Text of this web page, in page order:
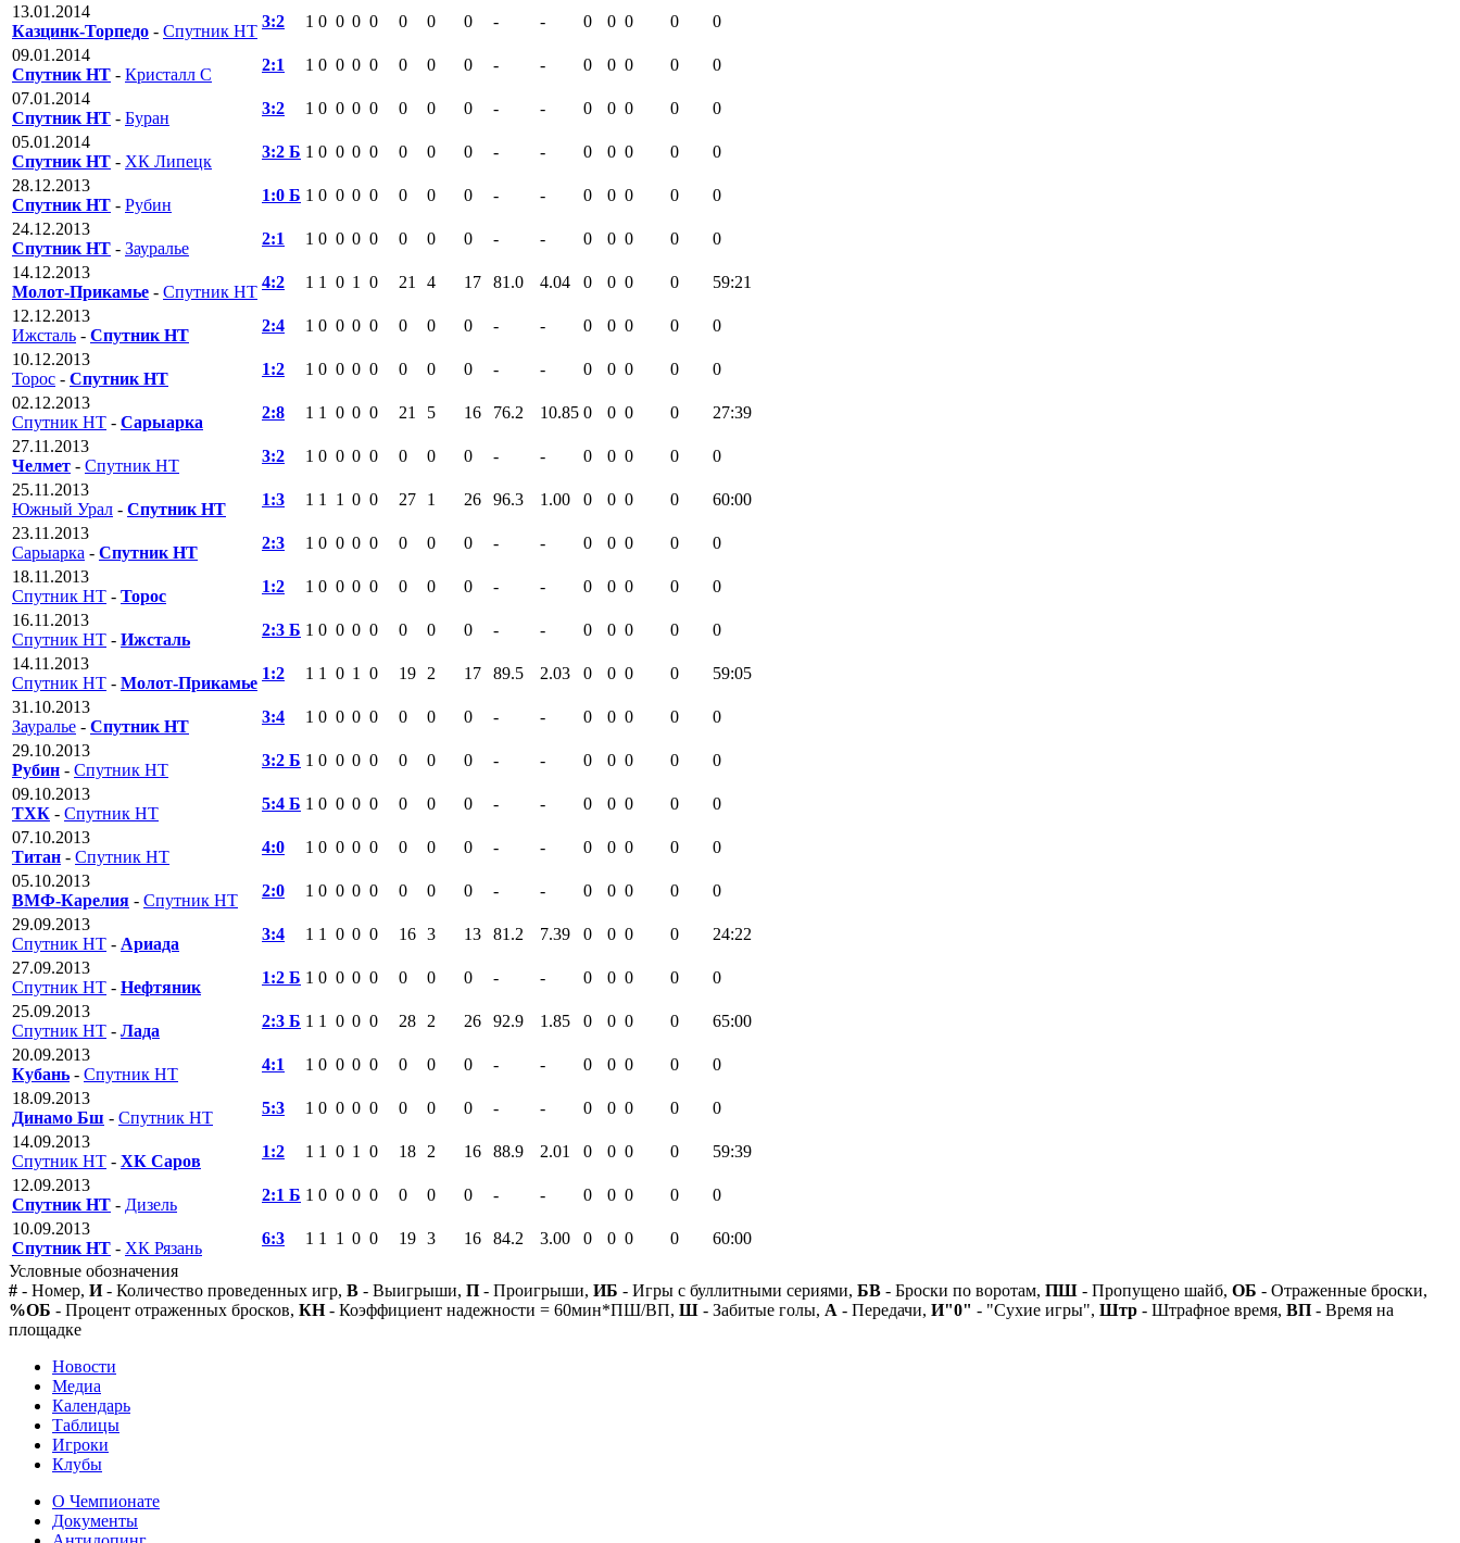
13.01.2014
Казцинк-Торпедо - Спутник НТ
3:2 1 0 0 0 0 0 0 0 - - 0 0 0 0
0
09.01.2014
Спутник НТ - Кристалл С
2:1 1 0 0 0 0 0 0 0 - - 0 0 0 0
0
07.01.2014
Спутник НТ - Буран
3:2 1 0 0 0 0 0 0 0 - - 0 0 0 0
0
05.01.2014
Спутник НТ - ХК Липецк
3:2 Б 1 0 0 0 0 0 0 0 - - 0 0 0 0
0
28.12.2013
Спутник НТ - Рубин
1:0 Б 1 0 0 0 0 0 0 0 - - 0 0 0 0
0
24.12.2013
Спутник НТ - Зауралье
2:1 1 0 0 0 0 0 0 0 - - 0 0 0 0
0
14.12.2013
Молот-Прикамье - Спутник НТ
4:2 1 1 0 1 0 21 4 17 81.0 4.04 0 0 0 0
59:21
12.12.2013
Ижсталь - Спутник НТ
2:4 1 0 0 0 0 0 0 0 - - 0 0 0 0
0
10.12.2013
Торос - Спутник НТ
1:2 1 0 0 0 0 0 0 0 - - 0 0 0 0
0
02.12.2013
Спутник НТ - Сарыарка
2:8 1 1 0 0 0 21 5 16 76.2 10.85 0 0 0 0
27:39
27.11.2013
Челмет - Спутник НТ
3:2 1 0 0 0 0 0 0 0 - - 0 0 0 0
0
25.11.2013
Южный Урал - Спутник НТ
1:3 1 1 1 0 0 27 1 26 96.3 1.00 0 0 0 0
60:00
23.11.2013
Сарыарка - Спутник НТ
2:3 1 0 0 0 0 0 0 0 - - 0 0 0 0
0
18.11.2013
Спутник НТ - Торос
1:2 1 0 0 0 0 0 0 0 - - 0 0 0 0
0
16.11.2013
Спутник НТ - Ижсталь
2:3 Б 1 0 0 0 0 0 0 0 - - 0 0 0 0
0
14.11.2013
Спутник НТ - Молот-Прикамье
1:2 1 1 0 1 0 19 2 17 89.5 2.03 0 0 0 0
59:05
31.10.2013
Зауралье - Спутник НТ
3:4 1 0 0 0 0 0 0 0 - - 0 0 0 0
0
29.10.2013
Рубин - Спутник НТ
3:2 Б 1 0 0 0 0 0 0 0 - - 0 0 0 0
0
09.10.2013
ТХК - Спутник НТ
5:4 Б 1 0 0 0 0 0 0 0 - - 0 0 0 0
0
07.10.2013
Титан - Спутник НТ
4:0 1 0 0 0 0 0 0 0 - - 0 0 0 0
0
05.10.2013
ВМФ-Карелия - Спутник НТ
2:0 1 0 0 0 0 0 0 0 - - 0 0 0 0
0
29.09.2013
Спутник НТ - Ариада
3:4 1 1 0 0 0 16 3 13 81.2 7.39 0 0 0 0
24:22
27.09.2013
Спутник НТ - Нефтяник
1:2 Б 1 0 0 0 0 0 0 0 - - 0 0 0 0
0
25.09.2013
Спутник НТ - Лада
2:3 Б 1 1 0 0 0 28 2 26 92.9 1.85 0 0 0 0
65:00
20.09.2013
Кубань - Спутник НТ
4:1 1 0 0 0 0 0 0 0 - - 0 0 0 0
0
18.09.2013
Динамо Бш - Спутник НТ
5:3 1 0 0 0 0 0 0 0 - - 0 0 0 0
0
14.09.2013
Спутник НТ - ХК Саров
1:2 1 1 0 1 0 18 2 16 88.9 2.01 0 0 0 0
59:39
12.09.2013
Спутник НТ - Дизель
2:1 Б 1 0 0 0 0 0 0 0 - - 0 0 0 0
0
10.09.2013
Спутник НТ - ХК Рязань
6:3 1 1 1 0 0 19 3 16 84.2 3.00 0 0 0 0
60:00
Условные обозначения
# - Номер, И- Количество проведенных игр, В - Выигрыши, П - Проигрыши, ИБ - Игры с буллитными сериями, БВ - Броски по воротам, ПШ - Пропущено шайб, ОБ - Отраженные броски,
%ОБ - Процент отраженных бросков, КН- Коэффициент надежности = 60мин*ПШ/ВП, Ш - Забитые голы, А - Передачи, И"0" - "Сухие игры", Штр - Штрафное время, ВП - Время на
площадке
Новости
Медиа
Календарь
Таблицы
Игроки
Клубы
О Чемпионате
Документы